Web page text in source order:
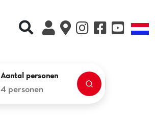
Recherche rapide
Aantal personen
4 personen